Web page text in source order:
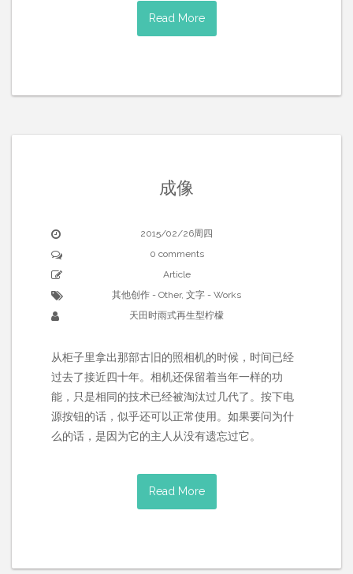
Read More
成像
2015/02/26周四
0 comments
Article
其他创作 - Other, 文字 - Works
天田时雨式再生型柠檬
从柜子里拿出那部古旧的照相机的时候，时间已经
过去了接近四十年。相机还保留着当年一样的功
能，只是相同的技术已经被淘汰过几代了。按下电
源按钮的话，似乎还可以正常使用。如果要问为什
么的话，是因为它的主人从没有遗忘过它。
Read More